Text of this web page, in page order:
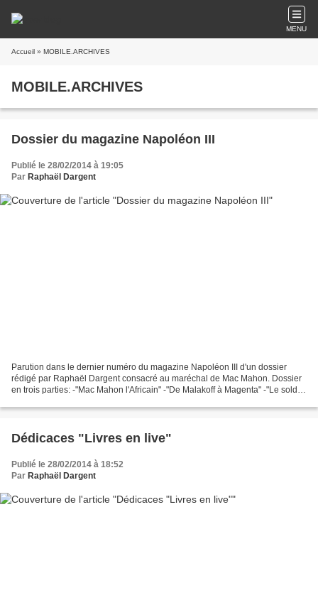
MENU
Accueil » MOBILE.ARCHIVES
MOBILE.ARCHIVES
Dossier du magazine Napoléon III
Publié le 28/02/2014 à 19:05
Par Raphaël Dargent
Parution dans le dernier numéro du magazine Napoléon III d'un dossier
rédigé par Raphaël Dargent consacré au maréchal de Mac Mahon. Dossier
en trois parties: -"Mac Mahon l'Africain" -"De Malakoff à Magenta" -"Le soldat
Dédicaces "Livres en live"
Publié le 28/02/2014 à 18:52
Par Raphaël Dargent